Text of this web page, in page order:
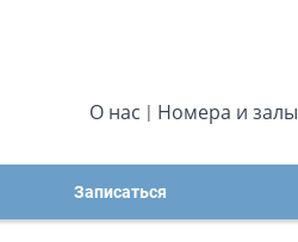
О нас Номера и залы
Записаться